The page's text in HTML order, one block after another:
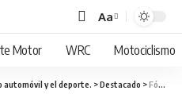
Cambiar
tamaño
fuente
Aa
Motor WRC Motociclismo
automóvil y el deporte. >Destacado >Fórmula Suzuki: tecnología híbrida de F1 en las calles